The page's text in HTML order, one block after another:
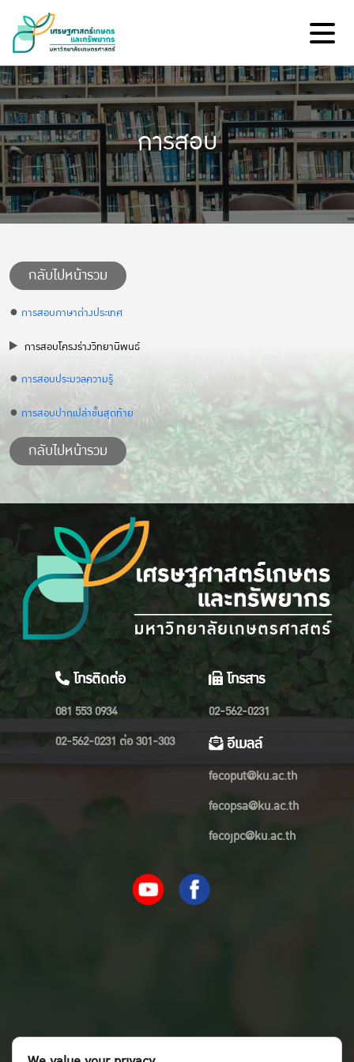
การสอบ
กลับไปหน้ารวม
● การสอบภาษาต่างประเทศ
การสอบโครงร่างวิทยานิพนธ์
● การสอบประมวลความรู้
● การสอบปากเปล่าขั้นสุดท้าย
กลับไปหน้ารวม
โทรติดต่อ
081 553 0934
02-562-0231 ต่อ 301-303
โทรสาร
02-562-0231
อีเมลล์
fecoput@ku.ac.th
fecopsa@ku.ac.th
fecojpc@ku.ac.th